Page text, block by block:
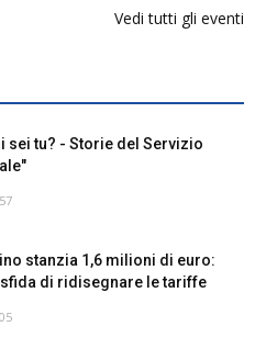
Vedi tutti gli eventi
sei tu? - Storie del Servizio
stanzia 1,6 milioni di euro:
sfida di ridisegnare le tariffe